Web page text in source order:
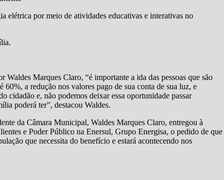
elétrica por meio de atividades educativas e interativas no
Marques Claro, “é importante a ida das pessoas que são
a redução nos valores pago de sua conta de sua luz, e
cidadão e, não podemos deixar essa oportunidade passar
poderá ter”, destacou Waldes.
da Câmara Municipal, Waldes Marques Claro, entregou à
e Poder Público na Enersul, Grupo Energisa, o pedido de que
que necessita do benefício e estará acontecendo nos